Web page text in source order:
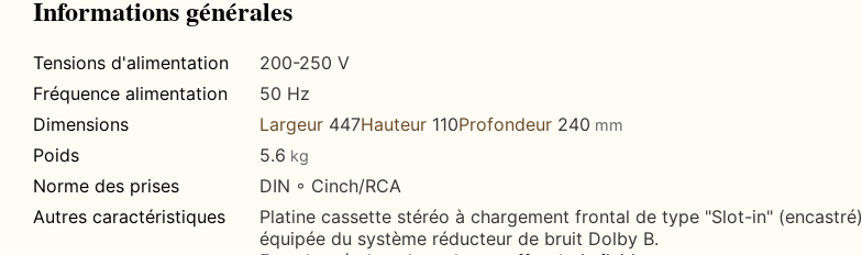
Informations générales
Tensions d'alimentation
200-250 V
Fréquence alimentation
50 Hz
Dimensions
Largeur 447Hauteur 110Profondeur 240 mm
Poids 5.6 kg
Norme des prises
DIN ◦ Cinch/RCA
Autres caractéristiques
Platine cassette stéréo à chargement frontal de type "Slot-in" (encastré)
équipée du système réducteur de bruit Dolby B.